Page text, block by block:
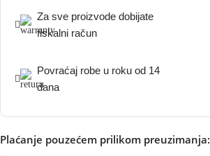
Za sve proizvode dobijate
fiskalni račun
Povraćaj robe u roku od 14
dana
Plaćanje pouzećem prilikom preuzimanja: